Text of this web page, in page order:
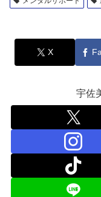
X
宇佐